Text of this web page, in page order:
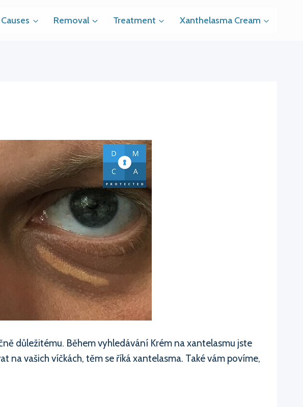
Causes Removal Treatment Xanthelasma Cream
důležitému. Během vyhledávání Krém na xantelasmu jste
vašich víčkách, těm se říká xantelasma. Také vám povíme,